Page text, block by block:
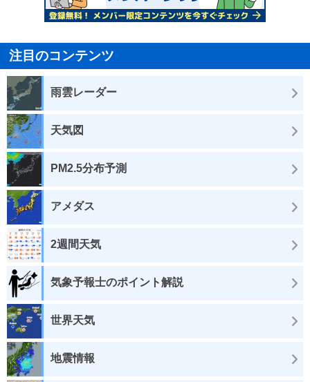
注目のコンテンツ
雨雲レーダー
天気図
PM2.5分布予測
アメダス
2週間天気
気象予報士のポイント解説
世界天気
地震情報